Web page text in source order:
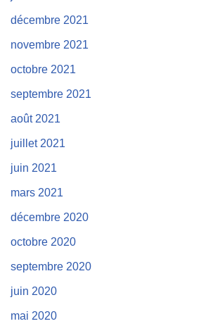
décembre 2021
novembre 2021
octobre 2021
septembre 2021
août 2021
juillet 2021
juin 2021
mars 2021
décembre 2020
octobre 2020
septembre 2020
juin 2020
mai 2020